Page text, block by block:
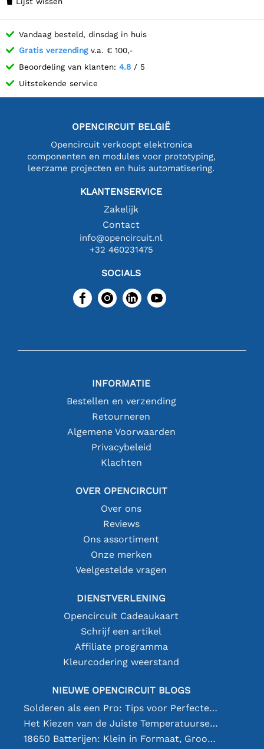
Vandaag besteld, dinsdag in huis
Gratis verzendingv.a. € 100,-
Beoordeling van klanten: 4.8 / 5
Uitstekende service
OPENCIRCUIT BELGIË
Opencircuit verkoopt elektronica
componenten en modules voor prototyping,
leerzame projecten en huis automatisering.
KLANTENSERVICE
Zakelijk
Contact
info@opencircuit.nl
+32 460231475
SOCIALS
INFORMATIE
Bestellen en verzending
Retourneren
Algemene Voorwaarden
Privacybeleid
Klachten
OVER OPENCIRCUIT
Over ons
Reviews
Ons assortiment
Onze merken
Veelgestelde vragen
DIENSTVERLENING
Opencircuit Cadeaukaart
Schrijf een artikel
Affiliate programma
Kleurcodering weerstand
NIEUWE OPENCIRCUIT BLOGS
Solderen als een Pro: Tips voor Perfecte Elektronische Verbindingen
Het Kiezen van de Juiste Temperatuursensor [youtube]
18650 Batterijen: Klein in Formaat, Groot in Prestatie